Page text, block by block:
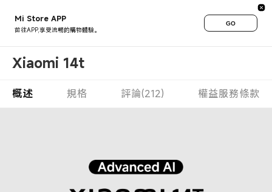
Mi Store APP
前往APP,享受流暢的購物體驗。
GO
Xiaomi 14t
概述 規格 評論(212) 權益服務條款